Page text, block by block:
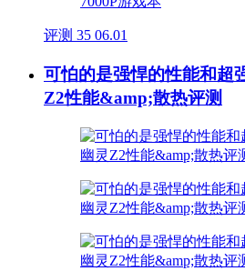
评测 35 06.01
可怕的是强悍的性能和超
Z2性能&amp;散热评测